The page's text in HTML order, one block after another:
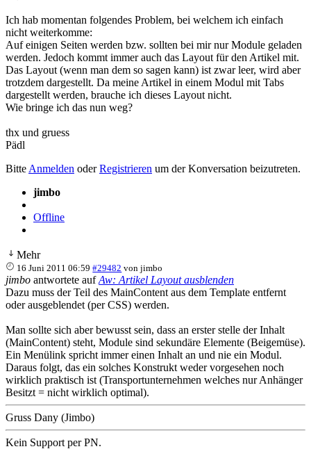
Ich hab momentan folgendes Problem, bei welchem ich einfach
nicht weiterkomme:
Auf einigen Seiten werden bzw. sollten bei mir nur Module geladen
werden. Jedoch kommt immer auch das Layout für den Artikel mit.
Das Layout (wenn man dem so sagen kann) ist zwar leer, wird aber
trotzdem dargestellt. Da meine Artikel in einem Modul mit Tabs
dargestellt werden, brauche ich dieses Layout nicht.
Wie bringe ich das nun weg?
thx und gruess
Pädl
Bitte Anmelden oderRegistrieren um der Konversation beizutreten.
jimbo
Offline
Mehr
16 Juni 2011 06:59 #29482 vonjimbo
jimbo antwortete aufAw: Artikel Layout ausblenden
Dazu muss der Teil des MainContent aus dem Template entfernt
oder ausgeblendet (per CSS) werden.
Man sollte sich aber bewusst sein, dass an erster stelle der Inhalt
(MainContent) steht, Module sind sekundäre Elemente (Beigemüse).
Ein Menülink spricht immer einen Inhalt an und nie ein Modul.
Daraus folgt, das ein solches Konstrukt weder vorgesehen noch
wirklich praktisch ist (Transportunternehmen welches nur Anhänger
Besitzt = nicht wirklich optimal).
Gruss Dany (Jimbo)
Kein Support per PN.